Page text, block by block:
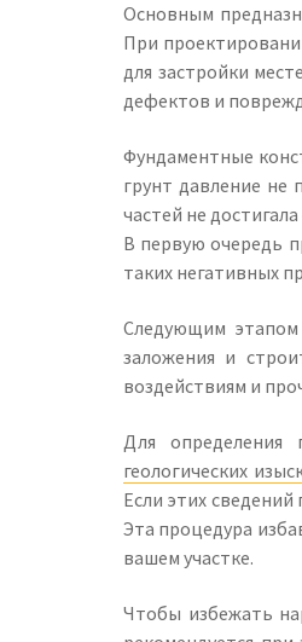
Основным
При
для застройки
дефектов и
Фундаментные
грунт давление не
частей не
В первую очередь
таких негативных
Следующим этапом
заложения и
воздействиям и
Для определения
геологических
Если этих
Эта процедура
вашем участке.
Чтобы избежать